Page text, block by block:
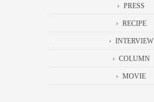
PRESS
RECIPE
INTERVIEW
COLUMN
MOVIE